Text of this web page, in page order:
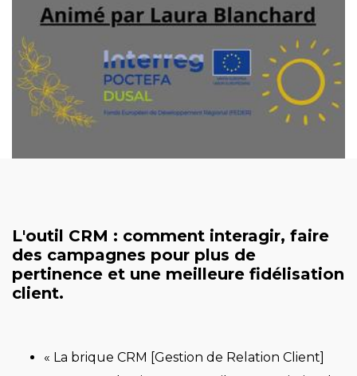
L'outil CRM : comment interagir, faire
des campagnes pour plus de
pertinence et une meilleure fidélisation
client.
« La brique CRM [Gestion de Relation Client]